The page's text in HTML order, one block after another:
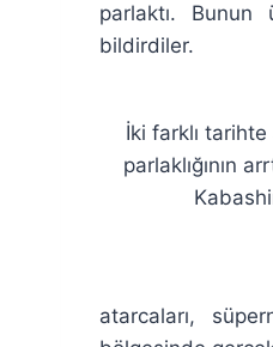
parlaktı. Bunun
bildirdiler.
İki farklı tarihte
parlaklığının
atarcaları,